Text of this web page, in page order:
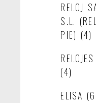
RELOJ
S.L.
PIE) (4)
(4)
ELISA